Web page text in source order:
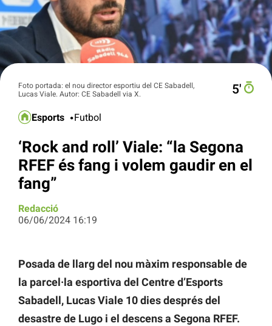
Foto portada: el nou director esportiu del CE Sabadell,
Lucas Viale. Autor: CE Sabadell via X.
5′
Esports Futbol
‘Rock and roll’ Viale: “la Segona
RFEF és fang i volem gaudir en el
fang”
Redacció
06/06/2024 16:19
Posada de llarg del nou màxim responsable de
la parcel·la esportiva del Centre d’Esports
Sabadell, Lucas Viale 10 dies després del
desastre de Lugo i el descens a Segona RFEF.